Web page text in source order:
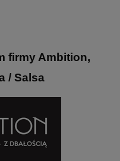
firmy Ambition,
/ Salsa